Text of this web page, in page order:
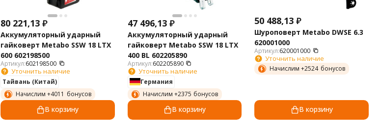
80 221,13 ₽
Аккумуляторный ударный
гайковерт Metabo SSW 18 LTX
600 602198500
Артикул:602198500
Уточнить наличие
Тайвань (Китай)
Начислим +4011 бонусов
В корзину
47 496,13 ₽
Аккумуляторный ударный
гайковерт Metabo SSW 18 LTX
400 BL 602205890
Артикул:602205890
Уточнить наличие
Германия
Начислим +2375 бонусов
В корзину
50 488,13 ₽
Шуроповерт Metabo DWSE 6.3
620001000
Артикул:620001000
Уточнить наличие
Начислим +2524 бонусов
В корзину